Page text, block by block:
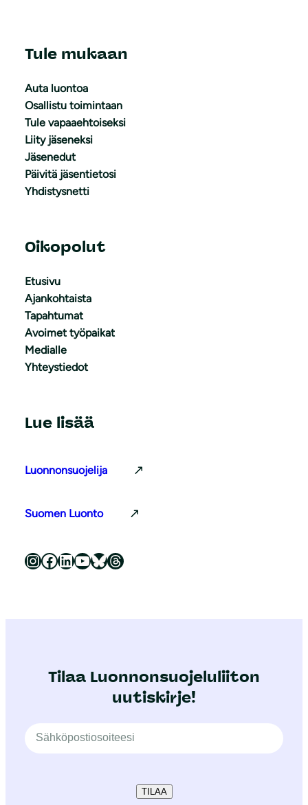
Tule mukaan
Auta luontoa
Osallistu toimintaan
Tule vapaaehtoiseksi
Liity jäseneksi
Jäsenedut
Päivitä jäsentietosi
Yhdistysnetti
Oikopolut
Etusivu
Ajankohtaista
Tapahtumat
Avoimet työpaikat
Medialle
Yhteystiedot
Lue lisää
Luonnonsuojelija
Suomen Luonto
Luonnonsuojeluliitto Instagramissa Luonnonsuojeluliitto Facebookissa Luonnonsuojeluliitto LinkedInissä Luonnonsuojeluliiton YouTube-kanava Luonnonsuojeluliitto Blueskyssa Luonnonsuojeluliitto Threadsissa
Tilaa Luonnonsuojeluliiton
uutiskirje!
TILAA